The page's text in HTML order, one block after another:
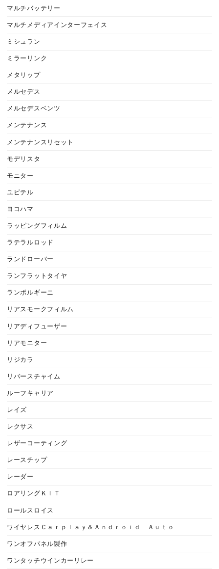
マルチバッテリー
マルチメディアインターフェイス
ミシュラン
ミラーリンク
メタリップ
メルセデス
メルセデスベンツ
メンテナンス
メンテナンスリセット
モデリスタ
モニター
ユピテル
ヨコハマ
ラッピングフィルム
ラテラルロッド
ランドローバー
ランフラットタイヤ
ランボルギーニ
リアスモークフィルム
リアディフューザー
リアモニター
リジカラ
リバースチャイム
ルーフキャリア
レイズ
レクサス
レザーコーティング
レースチップ
レーダー
ロアリングＫＩＴ
ロールスロイス
ワイヤレスＣａｒｐｌａｙ＆Ａｎｄｒｏｉｄ Ａｕｔｏ
ワンオフパネル製作
ワンタッチウインカーリレー